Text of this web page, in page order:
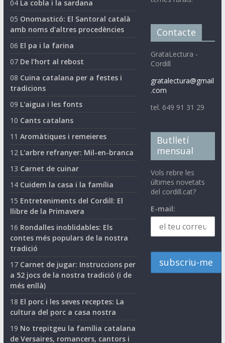
04 La cobla i la sardana
05 Onomasticó: El Santoral català
amb noms d'altres procedències
06 El pa i la farina
07 De l’hort al rebost
08 Cuina catalana per a festes i
tradicions
09 L'aigua i les fonts
10 Cants catalans
11 Aromàtiques i remeieres
12 L'arbre refranyer: Mil-en-branca
13 Carnet de cuinar
14 Cuidem la casa i la família
15 Entreteniments del Cordill: El
llibre de la Primavera
16 Rondalles inoblidables: Els
contes més populars de la nostra
tradició
17 Carnet de jugar: Instruccions per
a 52 jocs de la nostra tradició (i de
més enllà)
18 El porc i les seves receptes: La
cultura del porc a casa nostra
19 No trepitgeu la família catalana
de Versaires, romancers, cantors i
Contacte
GrataLectura -
Cordill
gratalectura@gmail
.com
tel. 649 91 31 29
Butlletí
mensual
Vols rebre les
últimes novetats
del cordill.cat?
E-mail: